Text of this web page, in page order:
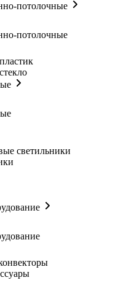
потолочные
потолочные
светильники